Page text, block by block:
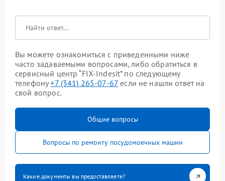
Вы можете ознакомиться с приведенными ниже
часто задаваемыми вопросами, либо обратиться в
сервисный центр “FIX-Indesit” по следующему
телефону+7 (341) 265-07-67 если не нашли ответ на
свой вопрос.
Общие вопросы
Вопросы по ремонту посудомоечных машин
Какие документы вы предоставляете?